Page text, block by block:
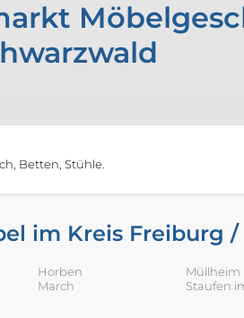
Betten, Stühle.
im Kreis Freiburg
Horben
March
Müllheim
Staufen